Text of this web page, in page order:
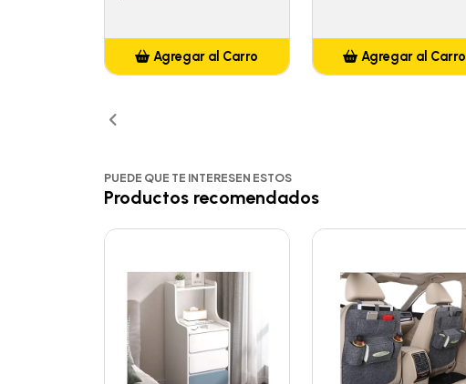
Agregar al Carro Agregar al Carro
PUEDE QUE TE INTERESEN ESTOS
Productos recomendados